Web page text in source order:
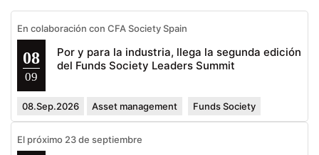
En colaboración con CFA Society Spain
08
09
Por y para la industria, llega la segunda edición
del Funds Society Leaders Summit
08.Sep.2026 Asset management Funds Society
El próximo 23 de septiembre